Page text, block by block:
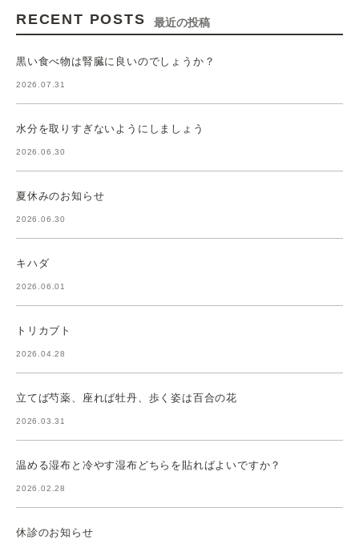
RECENT POSTS 最近の投稿
黒い食べ物は腎臓に良いのでしょうか？
2026.07.31
水分を取りすぎないようにしましょう
2026.06.30
夏休みのお知らせ
2026.06.30
キハダ
2026.06.01
トリカブト
2026.04.28
立てば芍薬、座れば牡丹、歩く姿は百合の花
2026.03.31
温める湿布と冷やす湿布どちらを貼ればよいですか？
2026.02.28
休診のお知らせ